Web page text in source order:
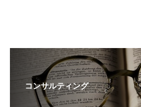
コンサルティング